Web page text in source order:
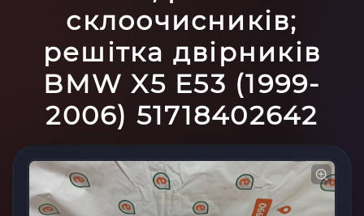
склоочисників;
решітка двірників
BMW X5 E53 (1999-
2006) 51718402642